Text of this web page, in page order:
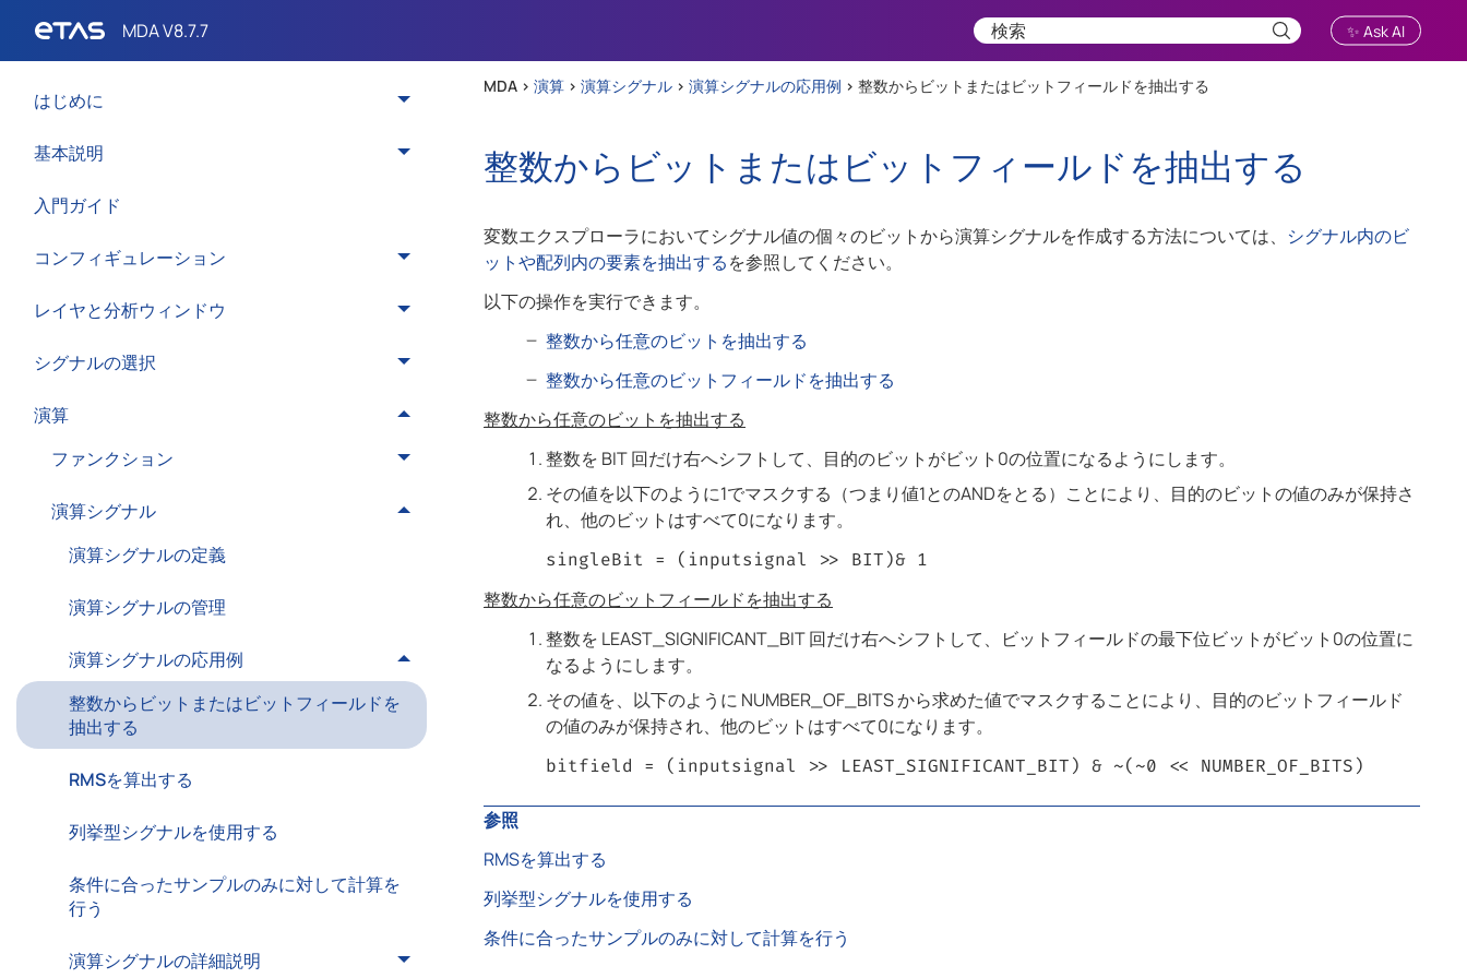
✨ Ask AI
はじめに
基本説明
入門ガイド
コンフィギュレーション
レイヤと分析ウィンドウ
シグナルの選択
演算
ファンクション
演算シグナル
演算シグナルの定義
演算シグナルの管理
演算シグナルの応用例
整数からビットまたはビットフィールドを
抽出する
RMSを算出する
列挙型シグナルを使用する
条件に合ったサンプルのみに対して計算を
行う
演算シグナルの詳細説明
MDA > 演算 > 演算シグナル > 演算シグナルの応用例 > 整数からビットまたはビットフィールドを抽出する
整数からビットまたはビットフィールドを抽出する
変数エクスプローラにおいてシグナル値の個々のビットから演算シグナルを作成する方法については、 シグナル内のビ
ットや配列内の要素を抽出するを参照してください。
以下の操作を実行できます。
整数から任意のビットを抽出する
整数から任意のビットフィールドを抽出する
整数から任意のビットを抽出する
整数を BIT 回だけ右へシフトして、目的のビットがビット0の位置になるようにします。
その値を以下のように1でマスクする（つまり値1とのANDをとる）ことにより、目的のビットの値のみが保持さ
れ、他のビットはすべて0になります。
singleBit = (inputsignal >> BIT)& 1
整数から任意のビットフィールドを抽出する
整数を LEAST_SIGNIFICANT_BIT 回だけ右へシフトして、ビットフィールドの最下位ビットがビット0の位置に
なるようにします。
その値を、以下のように NUMBER_OF_BITS から求めた値でマスクすることにより、目的のビットフィールド
の値のみが保持され、他のビットはすべて0になります。
bitfield = (inputsignal >> LEAST_SIGNIFICANT_BIT) & ~(~0 << NUMBER_OF_BITS)
参照
RMSを算出する
列挙型シグナルを使用する
条件に合ったサンプルのみに対して計算を行う